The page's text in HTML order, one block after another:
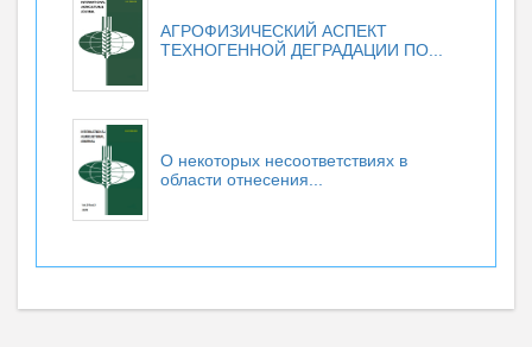
АГРОФИЗИЧЕСКИЙ АСПЕКТ
ТЕХНОГЕННОЙ ДЕГРАДАЦИИ ПО...
О некоторых несоответствиях в
области отнесения...